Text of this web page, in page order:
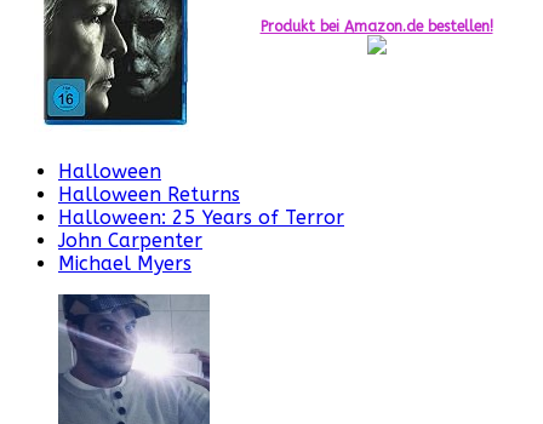
Produkt bei Amazon.de bestellen!
Halloween
Halloween Returns
Halloween: 25 Years of Terror
John Carpenter
Michael Myers